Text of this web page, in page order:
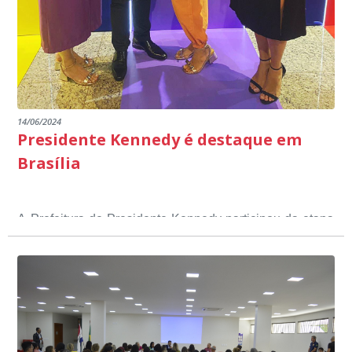
14/06/2024
Presidente Kennedy é destaque em
Brasília
A Prefeitura de Presidente Kennedy participou da etapa
nacional do 12º Prêmio Sebrae Prefeitura
Empreendedora, que visou valorizar e destacar o papel
dos gestores públicos comprometidos com o
desenvolvimento socioeconômico dos municípios, a
partir de iniciativas que estimulam o empreendedorismo,
a competitividade dos pequenos negócios e a